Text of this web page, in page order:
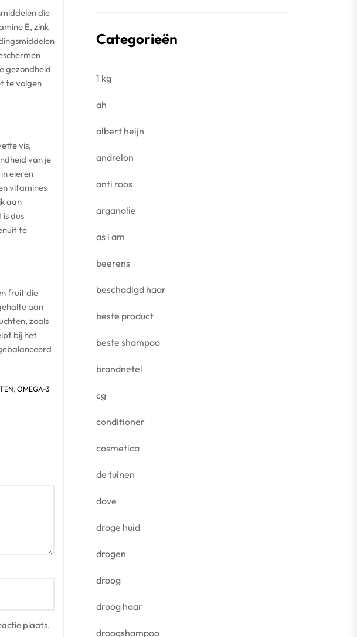
die
E, zink
gezondheid
te volgen
vis,
van je
eieren
vitamines
aan
dus
te
fruit die
aan
zoals
bij het
, OMEGA-3
plaats.
Categorieën
1 kg
ah
albert heijn
andrelon
anti roos
arganolie
as i am
beerens
beschadigd haar
beste product
beste shampoo
brandnetel
cg
conditioner
cosmetica
de tuinen
dove
droge huid
drogen
droog
droog haar
droogshampoo